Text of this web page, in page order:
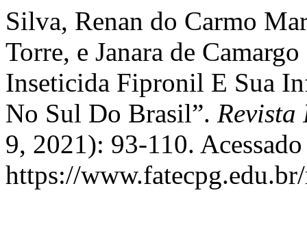
Silva, Renan do Carmo
Torre, e Janara de
Inseticida Fipronil E Sua
No Sul Do Brasil”. Revista
9, 2021): 93-110.
https://